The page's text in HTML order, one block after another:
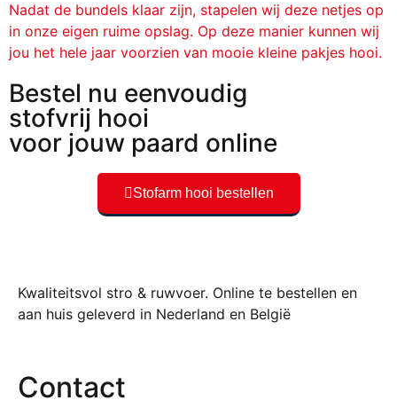
Nadat de bundels klaar zijn, stapelen wij deze netjes op
in onze eigen ruime opslag. Op deze manier kunnen wij
jou het hele jaar voorzien van mooie kleine pakjes hooi.
Bestel nu eenvoudig
stofvrij hooi
voor jouw paard online
Stofarm hooi bestellen
Kwaliteitsvol stro & ruwvoer. Online te bestellen en
aan huis geleverd in Nederland en België
Contact